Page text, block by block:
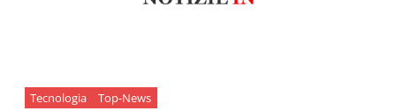
Tecnologia Top-News